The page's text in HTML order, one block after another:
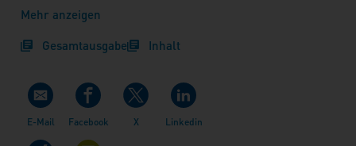
Energie- und Verkehrswende, der
Infrastruktur oder der Behebung
kommenden zehn Jahren
schätzungsweise 30 % der
Beschäftigten – also über eine
Mehr anzeigen
Gesamtausgabe
Inhalt